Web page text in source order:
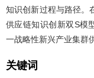
知识创新过程与路径。
供应链知识创新双S模
一战略性新兴产业集群
关键词